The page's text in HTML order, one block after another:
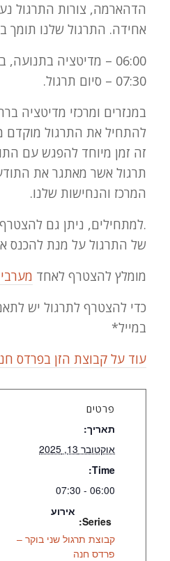
הדהארמה, צורות התרגול
אחידה. התרגול שלנו תומך
06:00 – מדיטציה בתנועה, בישיבה ובשירה.
07:30 – סיום תרגול.
במנזרים ומרכזי מדיטציה
להתחיל את התרגול מוקדם
זה זמן מיוחד להפגש עם
תרגול אשר מאתגר את
המרכז והנחישות שלנו.
.למתחילים, ניתן גם
של התרגול על מנת להכנס
מומלץ להצטרף לאחד
כדי להצטרף לתרגול יש
במייל*
עוד על קבוצת הזן בפרדס
פרטים
תאריך:
אוקטובר 13, 2025
Time:
06:00 - 07:30
Series:
קבוצת תרגול שני בוקר –
פרדס חנה
אירוע